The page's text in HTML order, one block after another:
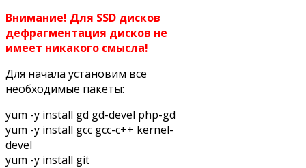
Внимание! Для SSD дисков
дефрагментация дисков не
имеет никакого смысла!
Для начала установим все
необходимые пакеты:
yum -y install gd gd-devel php-gd
yum -y install gcc gcc-c++ kernel-
devel
yum -y install git